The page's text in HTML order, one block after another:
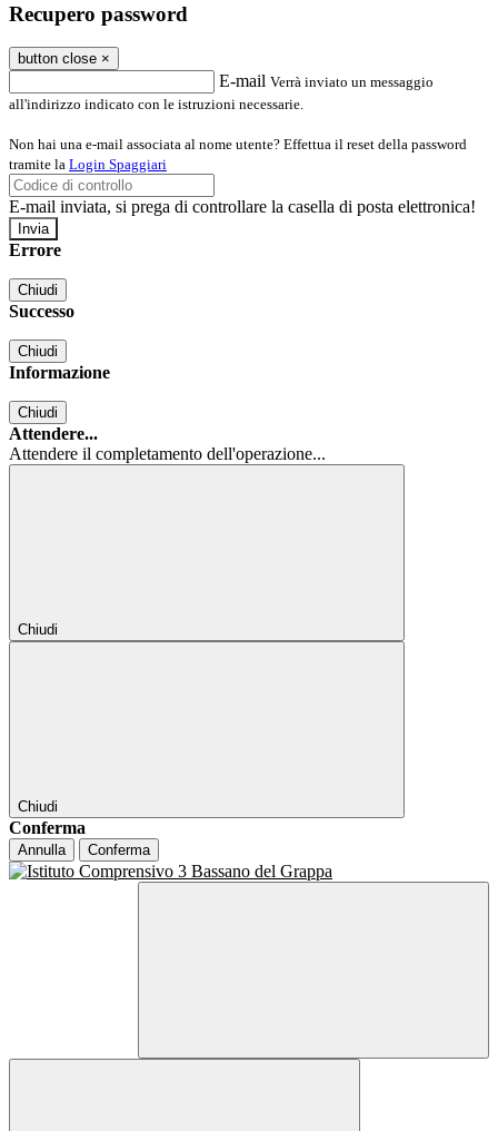
Recupero password
button close ×
E-mail Verrà inviato un messaggio
all'indirizzo indicato con le istruzioni necessarie.
Non hai una e-mail associata al nome utente? Effettua il reset della password
tramite la Login Spaggiari
E-mail inviata, si prega di controllare la casella di posta elettronica!
Errore
Chiudi
Successo
Chiudi
Informazione
Chiudi
Attendere...
Attendere il completamento dell'operazione...
Chiudi
Chiudi
Conferma
Annulla Conferma